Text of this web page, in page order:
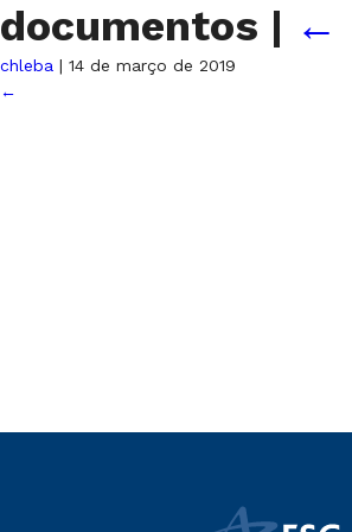
documentos | ←
chleba | 14 de março de 2019
←